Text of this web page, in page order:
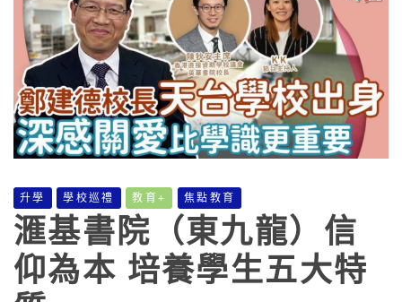
升學 學校巡禮 教育+ 焦點教育
滙基書院（東九龍）信
仰為本 培養學生五大特